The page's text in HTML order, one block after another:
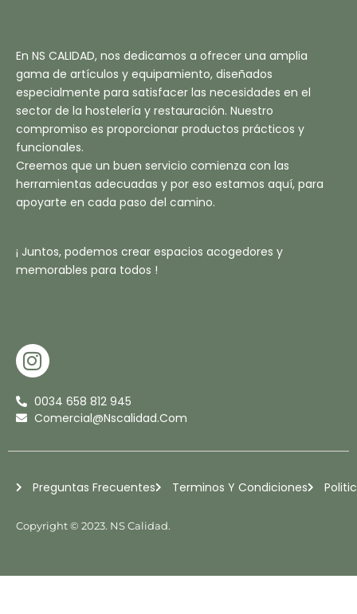
En NS CALIDAD, nos dedicamos a ofrecer una amplia
gama de artículos y equipamiento, diseñados
especialmente para satisfacer las necesidades en el
sector de la hostelería y restauración. Nuestro
compromiso es proporcionar productos prácticos y
funcionales.
Creemos que un buen servicio comienza con las
herramientas adecuadas y por eso estamos aquí, para
apoyarte en cada paso del camino.
¡ Juntos, podemos crear espacios acogedores y
memorables para todos !
I
N
S
T
G
R
A
M
0034 658 812 945
Comercial@nscalidad.com
Copyright © 2023. NS Calidad.
Preguntas Frecuentes Terminos Y Condiciones